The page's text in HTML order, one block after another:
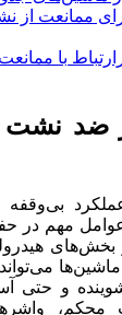
ممانعت از
با
ضد
بی‌وقفه
مهم در
و حتی
محکم،